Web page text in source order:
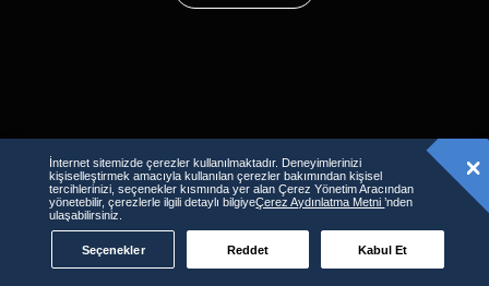
İnternet sitemizde çerezler kullanılmaktadır. Deneyimlerinizi
kişiselleştirmek amacıyla kullanılan çerezler bakımından kişisel
tercihlerinizi, seçenekler kısmında yer alan Çerez Yönetim Aracından
yönetebilir, çerezlerle ilgili detaylı bilgiyeÇerez Aydınlatma Metni’nden
ulaşabilirsiniz.
Seçenekler Reddet Kabul Et